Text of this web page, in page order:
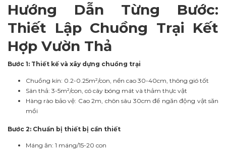
Hướng Dẫn Từng Bước:
Thiết Lập Chuồng Trại Kết
Hợp Vườn Thả
Bước 1: Thiết kế và xây dựng chuồng trại
Chuồng kín: 0.2-0.25m²/con, nền cao 30-40cm, thông gió tốt
Sân thả: 3-5m²/con, có cây bóng mát và thảm thực vật
Hàng rào bảo vệ: Cao 2m, chôn sâu 30cm để ngăn động vật săn
mồi
Bước 2: Chuẩn bị thiết bị cần thiết
Máng ăn: 1 máng/15-20 con